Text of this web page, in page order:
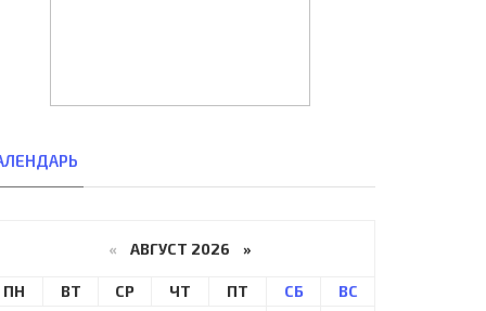
« АВГУСТ 2026 »
ПН ВТ СР ЧТ ПТ СБ ВС